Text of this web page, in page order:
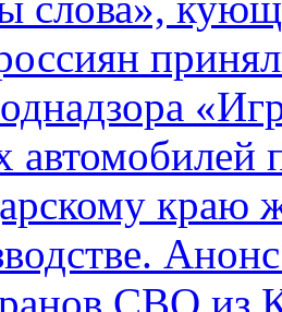
автомобилей
краю